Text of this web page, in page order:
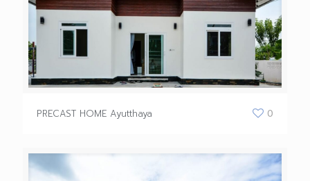
PRECAST HOME Ayutthaya 0